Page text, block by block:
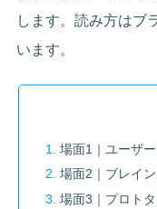
します。読み方はブ
います。
場面1｜ユーザ
場面2｜ブレイ
場面3｜プロト